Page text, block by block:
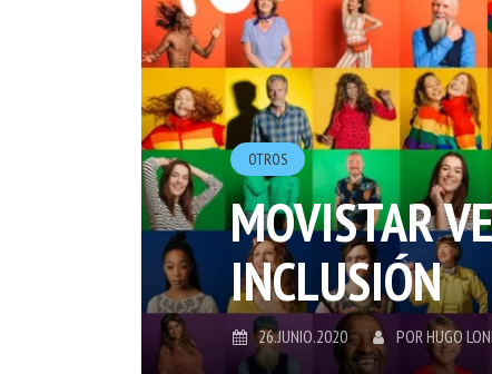
OTROS
MOVISTAR
INCLUSIÓN
26.JUNIO.2020 POR HUGO